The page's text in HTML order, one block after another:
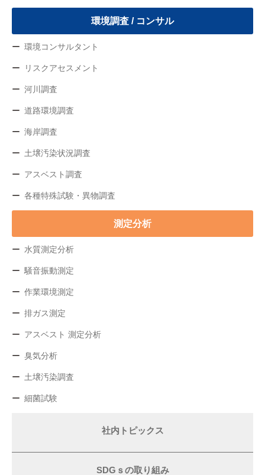
環境調査 / コンサル
環境コンサルタント
リスクアセスメント
河川調査
道路環境調査
海岸調査
土壌汚染状況調査
アスベスト調査
各種特殊試験・異物調査
測定分析
水質測定分析
騒音振動測定
作業環境測定
排ガス測定
アスベスト 測定分析
臭気分析
土壌汚染調査
細菌試験
社内トピックス
SDGｓの取り組み